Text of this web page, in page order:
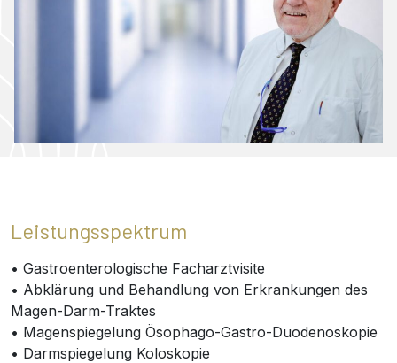
Leistungsspektrum
• Gastroenterologische Facharztvisite
• Abklärung und Behandlung von Erkrankungen des
Magen-Darm-Traktes
• Magenspiegelung Ösophago-Gastro-Duodenoskopie
• Darmspiegelung Koloskopie